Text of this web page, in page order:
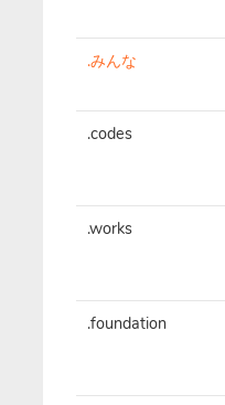
.みんな
.codes
.works
.foundation